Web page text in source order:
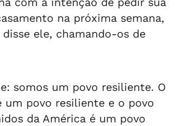
na próxima semana,
disse ele, chamando-os de
somos um povo resiliente. O
um povo resiliente e o povo
da América é um povo